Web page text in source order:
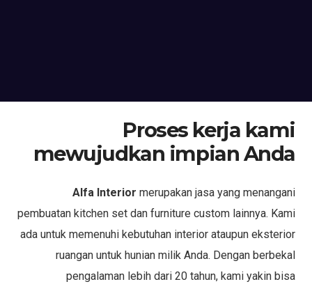
Proses kerja kami
mewujudkan impian Anda
Alfa Interior merupakan jasa yang menangani
pembuatan kitchen set dan furniture custom lainnya. Kami
ada untuk memenuhi kebutuhan interior ataupun eksterior
ruangan untuk hunian milik Anda. Dengan berbekal
pengalaman lebih dari 20 tahun, kami yakin bisa